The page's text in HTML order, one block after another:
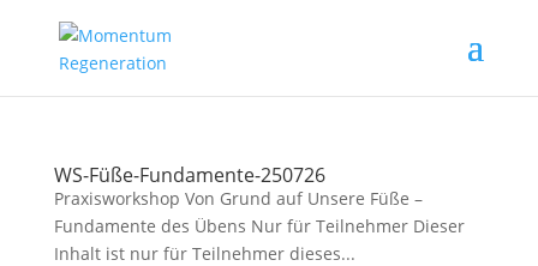
WS-Füße-Fundamente-250726
Praxisworkshop Von Grund auf Unsere Füße –
Fundamente des Übens Nur für Teilnehmer Dieser
Inhalt ist nur für Teilnehmer dieses...